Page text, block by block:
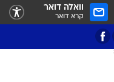
וואלה דואר
קרא דואר